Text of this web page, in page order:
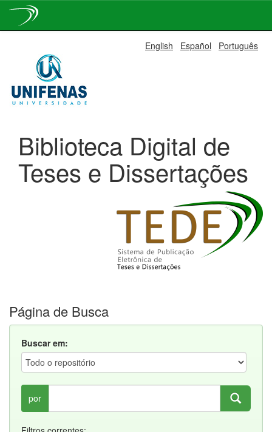
navigation
English Español Português
Biblioteca Digital de
Teses e Dissertações
Página de Busca
Buscar em:
por